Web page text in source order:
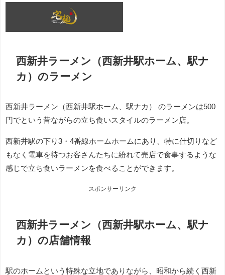
西新井ラーメン（西新井駅ホーム、駅ナ
カ） のラーメン
西新井ラーメン（西新井駅ホーム、駅ナカ） のラーメンは500
円 でという昔ながらの立ち食いスタイルのラーメン店。
西新井駅の下り3・4番線ホーム ホームにあり、特に仕切りなど
もなく電車を待つお客さんたちに紛れて売店で食事するような
感じで立ち食いラーメンを食べることができます。
スポンサーリンク
西新井ラーメン（西新井駅ホーム、駅ナ
カ） の店舗情報
駅のホームという特殊な立地でありながら、昭和から続く西新